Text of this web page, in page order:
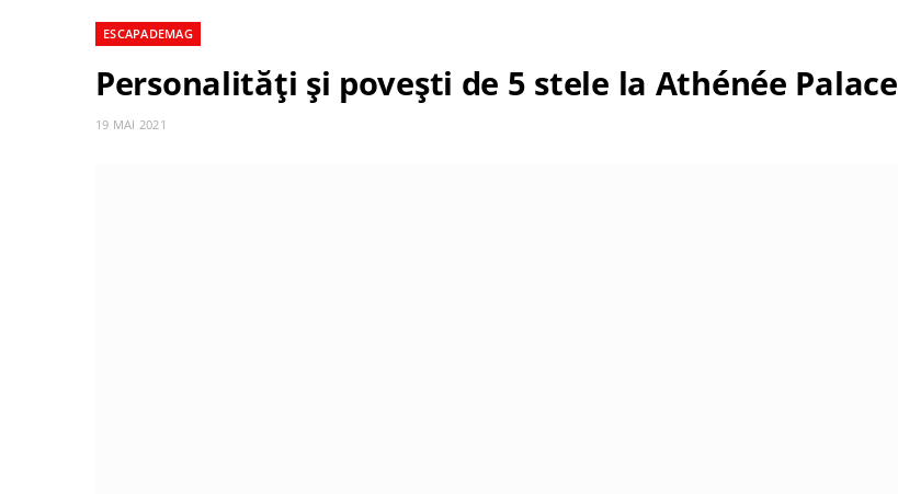
ESCAPADEMAG
Personalități și povești de 5 stele la Athénée Palace
19 MAI 2021